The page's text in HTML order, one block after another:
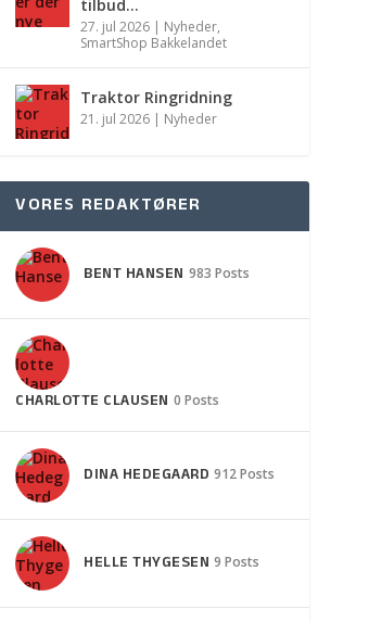
tilbud…
27. jul 2026 | Nyheder,
SmartShop Bakkelandet
Traktor Ringridning
21. jul 2026 | Nyheder
VORES REDAKTØRER
BENT HANSEN 983 Posts
CHARLOTTE CLAUSEN 0 Posts
DINA HEDEGAARD 912 Posts
HELLE THYGESEN 9 Posts